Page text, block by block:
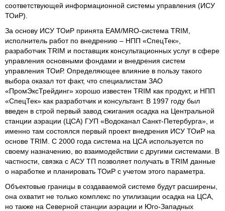
соответствующей информационной системы управления (ИСУ
ТОиР).
За основу ИСУ ТОиР принята EAM/MRO-система TRIM,
исполнитель работ по внедрению – НПП «СпецТек»,
разработчик TRIM и поставщик консультационных услуг в сфере
управления основными фондами и внедрения систем
управления ТОиР. Определяющее влияние в пользу такого
выбора оказал тот факт, что специалистам ЗАО
«ПромЭксТрейдинг» хорошо известен TRIM как продукт, и НПП
«СпецТек» как разработчик и консультант. В 1997 году был
введен в строй первый завод сжигания осадка на Центральной
станции аэрации (ЦСА) ГУП «Водоканал Санкт-Петербурга», и
именно там состоялся первый проект внедрения ИСУ ТОиР на
основе TRIM. С 2000 года система на ЦСА используется по
своему назначению, во взаимодействии с другими системами. В
частности, связка с АСУ ТП позволяет получать в TRIM данные
о наработке и планировать ТОиР с учетом этого параметра.
Объектовые границы в создаваемой системе будут расширены,
она охватит не только комплекс по утилизации осадка на ЦСА,
но также на Северной станции аэрации и Юго-Западных